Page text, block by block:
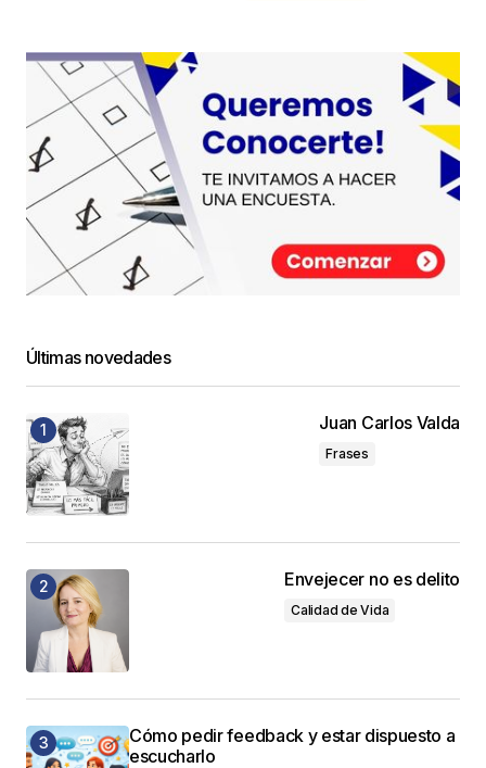
Últimas novedades
Juan Carlos Valda
Frases
Envejecer no es delito
Calidad de Vida
Cómo pedir feedback y estar dispuesto a
escucharlo